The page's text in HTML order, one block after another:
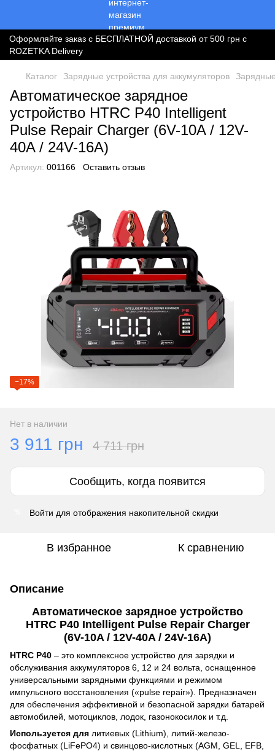
Оформляйте заказ с БЕСПЛАТНОЙ доставкой от 500 грн с
ROZETKA Delivery
Каталог Зарядные устройства для аккумуляторов
Автоматическое зарядное
устройство HTRC P40 Intelligent
Pulse Repair Charger (6V-10A / 12V-
40A / 24V-16A)
Артикул: 001166 Оставить отзыв
−17%
Нет в наличии
3 911 грн 4 711 грн
Сообщить, когда появится
Войти для отображения накопительной скидки
В избранное К сравнению
Описание
Автоматическое зарядное устройство
HTRC P40 Intelligent Pulse Repair Charger
(6V-10A / 12V-40A / 24V-16A)
HTRC P40 – это комплексное устройство для зарядки и
обслуживания аккумуляторов 6, 12 и 24 вольта, оснащенное
универсальными зарядными функциями и режимом
импульсного восстановления («pulse repair»). Предназначен
для обеспечения эффективной и безопасной зарядки батарей
автомобилей, мотоциклов, лодок, газонокосилок и т.д.
Используется для литиевых (Lithium), литий-железо-
фосфатных (LiFePO4) и свинцово-кислотных (AGM, GEL, EFB,